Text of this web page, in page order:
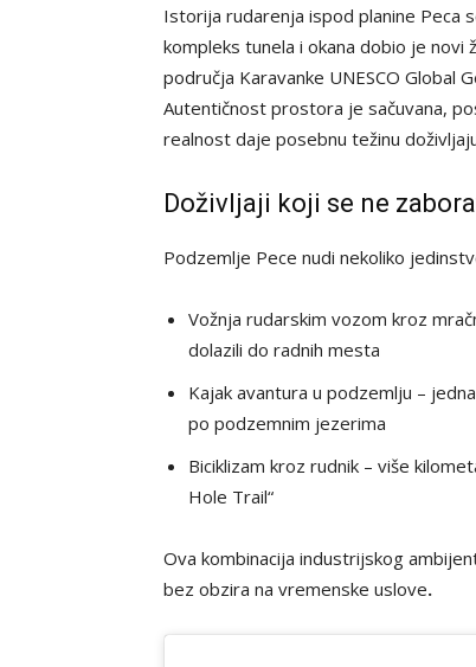
Istorija rudarenja ispod planine Peca
kompleks tunela i okana dobio je novi
područja Karavanke UNESCO Global
Autentičnost prostora je sačuvana,
realnost daje posebnu težinu
Doživljaji koji se ne
Podzemlje Pece nudi nekoliko
Vožnja rudarskim vozom kroz
dolazili do radnih mesta
Kajak avantura u podzemlju –
po podzemnim jezerima
Biciklizam kroz rudnik – više
Hole Trail“
Ova kombinacija industrijskog
bez obzira na vremenske uslove.